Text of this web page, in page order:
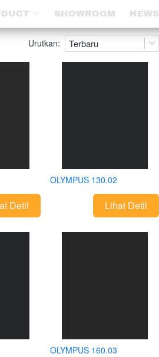
SHOWROOM NEWS
SHOWROOM NEWS
Urutkan: Terbaru
Detil
OLYMPUS 130.02
`Lihat Detil
OLYMPUS 160.03